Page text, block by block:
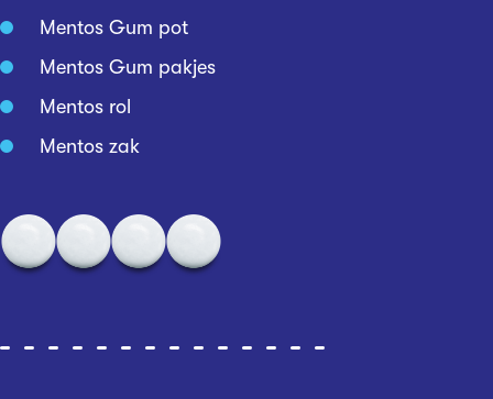
Mentos Gum pot
Mentos Gum pakjes
Mentos rol
Mentos zak